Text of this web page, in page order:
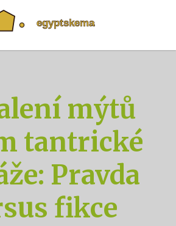
mýtů
tantrické
Pravda
fikce